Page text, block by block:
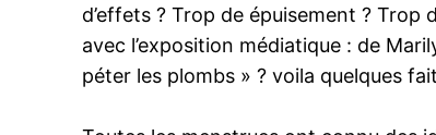
d’effets ? Trop de épuisement ? Trop
avec l’exposition médiatique : de
péter les plombs » ? voila quelques